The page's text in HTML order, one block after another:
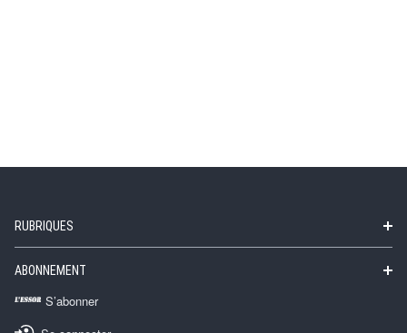
RUBRIQUES
ABONNEMENT
S’abonner